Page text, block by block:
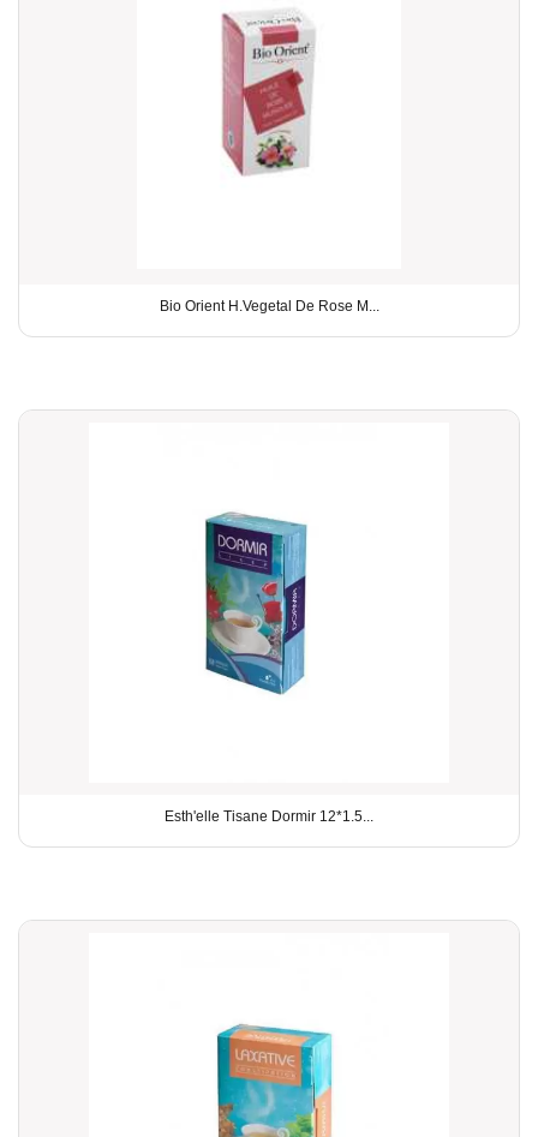
Bio Orient H.Vegetal De Rose M...
Esth'elle Tisane Dormir 12*1.5...